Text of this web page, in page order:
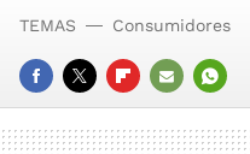
FACEBOOK
TWITTERFLIPBOARD
E-
MAIL
TEMAS Consumidores